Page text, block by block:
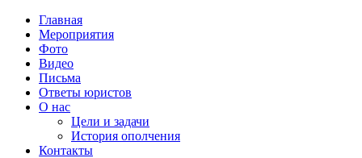
Главная
Мероприятия
Фото
Видео
Письма
Ответы юристов
О нас
Цели и задачи
История ополчения
Контакты